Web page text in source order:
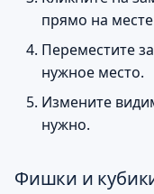
прямо на
Переместите
нужное место.
Измените
нужно.
Фишки и